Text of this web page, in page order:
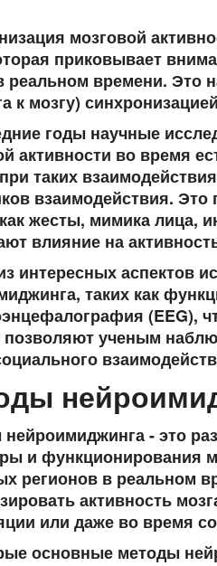
мозговой
приковывает
реальном времени. Это
к мозгу)
годы научные
активности во время
таких
взаимодействия.
жесты, мимика лица,
влияние на
интересных аспектов
таких как
(EEG),
ученым
- это
и функционирования
регионов в реальном
активность
или даже во время
основные методы